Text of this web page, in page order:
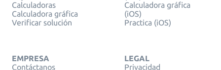
Calculadoras
Calculadora gráfica
Verificar solución
Calculadora gráfica
(iOS)
Practica (iOS)
EMPRESA
Contáctanos
LEGAL
Privacidad